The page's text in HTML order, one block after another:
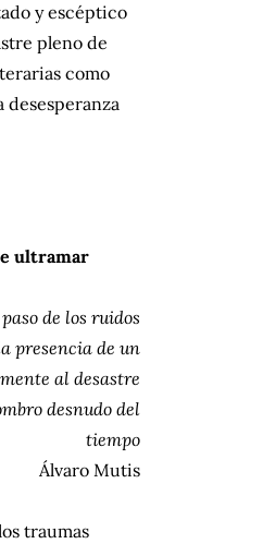
y escéptico
pleno de
como
ultramar
de los ruidos
presencia de un
al desastre
desnudo del
tiempo
Álvaro Mutis
traumas